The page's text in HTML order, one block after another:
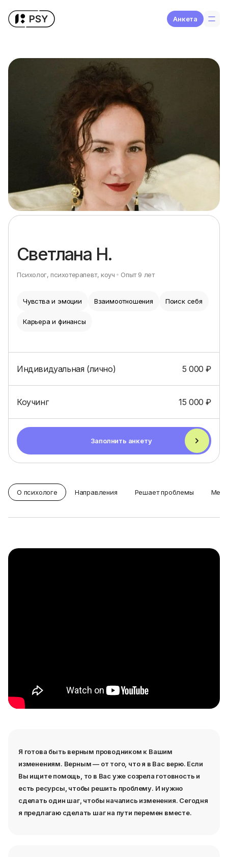
Aнкета
Светлана Н.
Психолог, психотерапевт, коуч Опыт9 лет
Чувства и эмоции Взаимоотношения Поиск себя
Карьера и финансы
Индивидуальная (лично) 5 000 ₽
Коучинг 15 000 ₽
Заполнить анкету
О психологе Направления Решает проблемы
Я готова быть верным проводником к Вашим
изменениям. Верным — от того, что я в Вас верю. Если
Вы ищите помощь, то в Вас уже созрела готовность и
есть ресурсы, чтобы решить проблему. И нужно
сделать один шаг, чтобы начались изменения. Сегодня
я предлагаю сделать шаг на пути перемен вместе.